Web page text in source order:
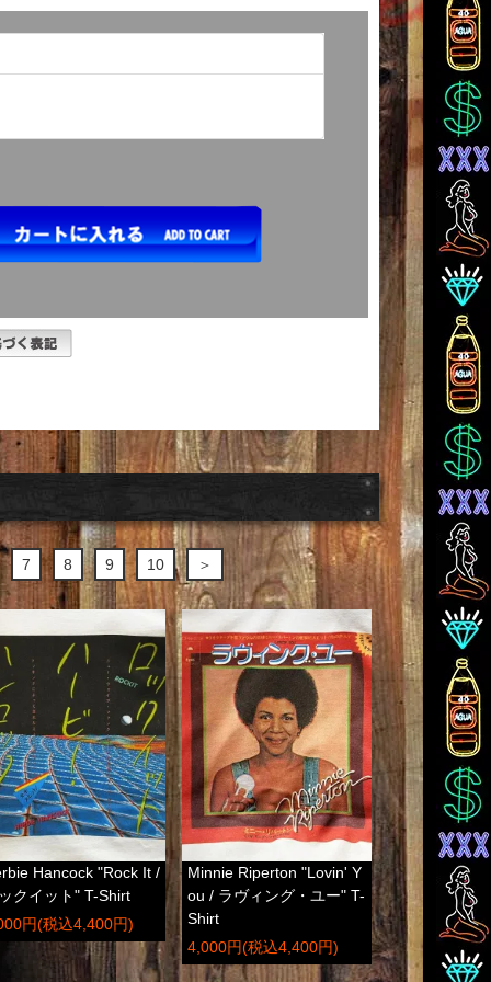
7 8 9 10 ＞
Hancock "Rock It /
クイット" T-Shirt
円(税込4,400円)
Minnie Riperton "Lovin' Y
ou / ラヴィング・ユー" T-
Shirt
4,000円(税込4,400円)